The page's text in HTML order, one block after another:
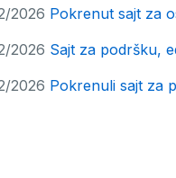
2026 Pokrenut sajt za
2026 Sajt za podršku,
2026 Pokrenuli sajt za